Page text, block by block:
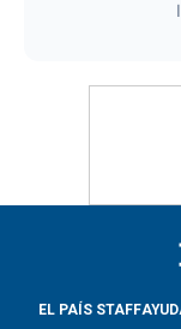
EL PAÍS STAFF